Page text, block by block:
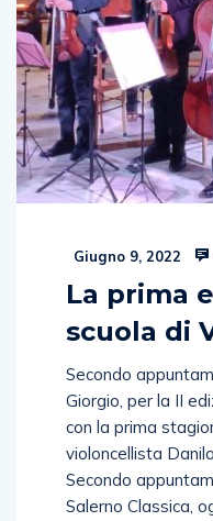
La prima
scuola di
Giorgio, per la II
con la prima
violoncellista
Secondo
Salerno Classica,
della chiesa di San